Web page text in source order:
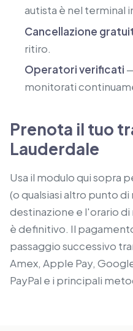
autista è nel terminal
Cancellazione
ritiro.
Operatori verificati
monitorati
Prenota il tuo
Lauderdale
Usa il modulo qui sopra
(o qualsiasi altro punto
destinazione e l'orario
è definitivo. Il
passaggio successivo
Amex, Apple Pay,
PayPal e i principali